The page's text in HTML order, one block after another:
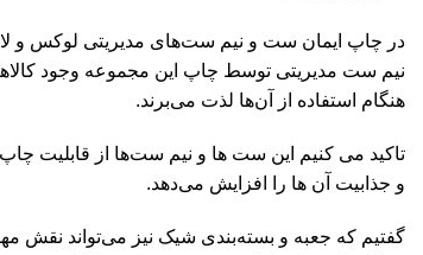
در چاپ ایمان ست و نیم ست‌های مدیریتی لوکس و
نیم ست مدیریتی توسط چاپ این مجموعه وجود
هنگام استفاده از آن‌ها لذت می‌برند.
تاکید می کنیم این ست ها و نیم ست‌ها از قابلیت
و جذابیت آن ها را افزایش می‌دهد.
گفتیم که جعبه و بسته‌بندی شیک نیز می‌تواند نقش